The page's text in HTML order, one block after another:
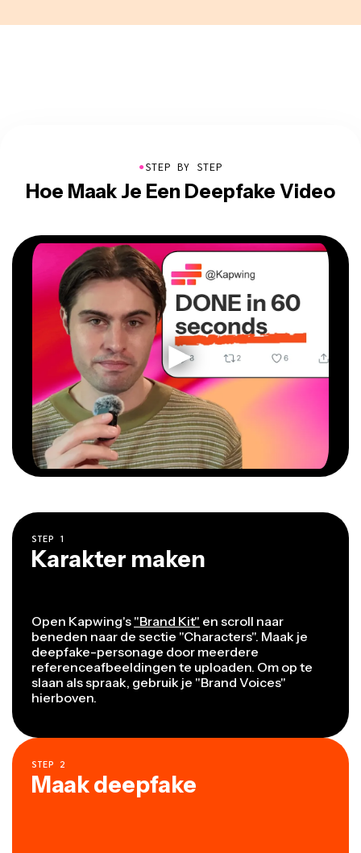
●STEP BY STEP
Hoe Maak Je Een Deepfake Video
STEP 1
Karakter maken
Open Kapwing's "Brand Kit" en scroll naar
beneden naar de sectie "Characters". Maak je
deepfake-personage door meerdere
referenceafbeeldingen te uploaden. Om op te
slaan als spraak, gebruik je "Brand Voices"
hierboven.
STEP 2
Maak deepfake